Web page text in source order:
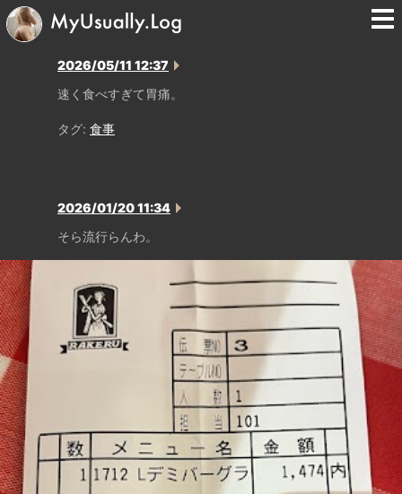
2026/05/11 12:37
速く食べすぎて胃痛。
タグ: 食事
2026/01/20 11:34
そら流行らんわ。